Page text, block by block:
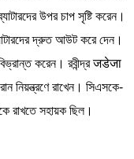
উপর চাপ সৃষ্টি করেন।
দ্রুত আউট করে দেন।
বিভ্রান্ত করেন। রবীন্দ্র जडेजा
নিয়ন্ত্রণে রাখেন। সিএসকে-
রাখতে সহায়ক ছিল।